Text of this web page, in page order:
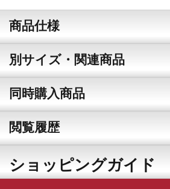
商品仕様
別サイズ・関連商品
同時購入商品
閲覧履歴
ショッピングガイド